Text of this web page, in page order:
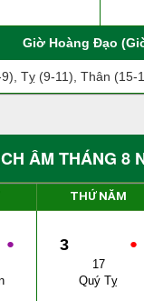
Giờ Hoàng Đạo
Tỵ (9-11), Thân (15-
ÂM THÁNG 8
THỨ NĂM
● ●
3
17
Quý Tỵ